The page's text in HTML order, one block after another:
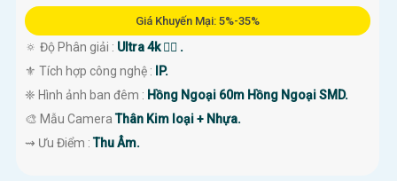
Giá Khuyến Mại: 5%-35%
🔅 Độ Phân giải : Ultra 4k 👍🏾 .
⚜️ Tích hợp công nghệ : IP.
❈ Hình ảnh ban đêm : Hồng Ngoại 60m Hồng Ngoại SMD.
🎨 Mẫu CameraThân Kim loại + Nhựa.
️⇝ Ưu Điểm :Thu Âm.